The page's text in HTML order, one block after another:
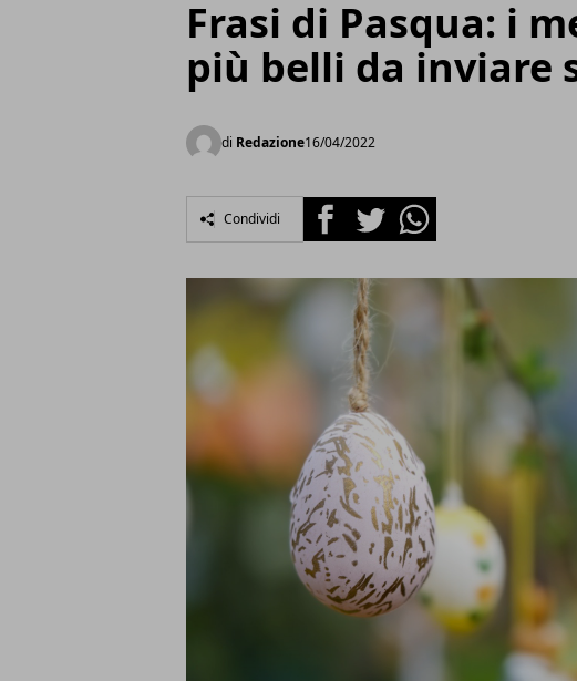
Frasi di Pasqua: i
più belli da inviare
di Redazione16/04/2022
Condividi FacebookTwitterWhatsapp